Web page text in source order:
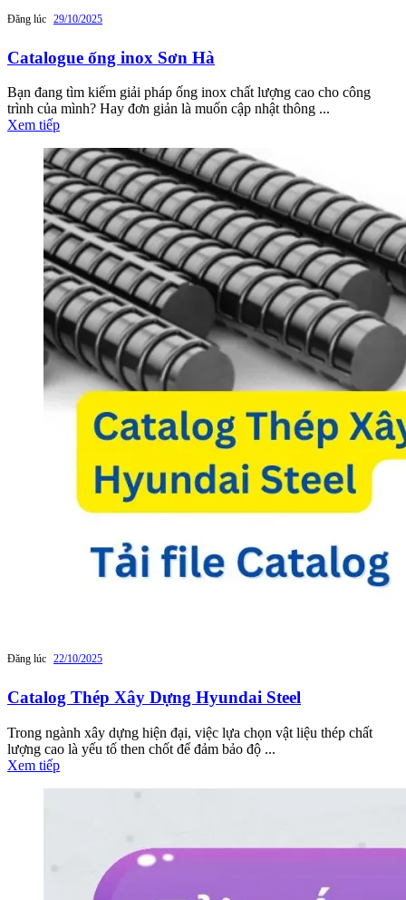
Đăng lúc 29/10/2025
Catalogue ống inox Sơn Hà
Bạn đang tìm kiếm giải pháp ống inox chất lượng cao cho công
trình của mình? Hay đơn giản là muốn cập nhật thông ...
Xem tiếp
Đăng lúc 22/10/2025
Catalog Thép Xây Dựng Hyundai Steel
Trong ngành xây dựng hiện đại, việc lựa chọn vật liệu thép chất
lượng cao là yếu tố then chốt để đảm bảo độ ...
Xem tiếp